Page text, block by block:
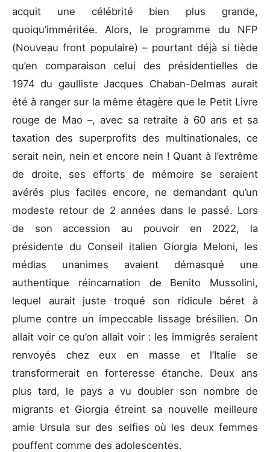
acquit une célébrité bien plus grande,
quoiqu’imméritée. Alors, le programme du NFP
(Nouveau front populaire) – pourtant déjà si tiède
qu’en comparaison celui des présidentielles de
1974 du gaulliste Jacques Chaban-Delmas aurait
été à ranger sur la même étagère que le Petit Livre
rouge de Mao –, avec sa retraite à 60 ans et sa
taxation des superprofits des multinationales, ce
serait nein, nein et encore nein ! Quant à l’extrême
de droite, ses efforts de mémoire se seraient
avérés plus faciles encore, ne demandant qu’un
modeste retour de 2 années dans le passé. Lors
de son accession au pouvoir en 2022, la
présidente du Conseil italien Giorgia Meloni, les
médias unanimes avaient démasqué une
authentique réincarnation de Benito Mussolini,
lequel aurait juste troqué son ridicule béret à
plume contre un impeccable lissage brésilien. On
allait voir ce qu’on allait voir : les immigrés seraient
renvoyés chez eux en masse et l’Italie se
transformerait en forteresse étanche. Deux ans
plus tard, le pays a vu doubler son nombre de
migrants et Giorgia étreint sa nouvelle meilleure
amie Ursula sur des selfies où les deux femmes
pouffent comme des adolescentes.